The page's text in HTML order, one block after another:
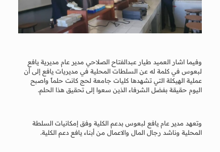
وفيما اشار العميد طيار عبدالفتاح الصلاحي مدير عام مديرية يافع
لبعوس في كلمة له عن السلطات المحلية في مديريات يافع إلى أن
عملية الهيكلة التي تشهدها كليات جامعة لحج كانت حلماً واصبح
اليوم حقيقة بفضل الشرفاء الذين سعوا إلى تحقيق هذا الحلم.
وتعهد مدير عام يافع لبعوس بدعم الكلية وفق إمكانيات السلطة
المحلية وناشد رجال المال والاعمال من أبناء يافع دعم الكلية.